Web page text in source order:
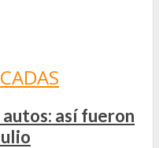
así fueron